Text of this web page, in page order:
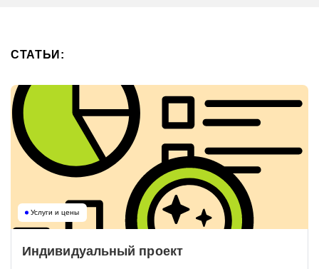
СТАТЬИ:
Услуги и цены
Индивидуальный проект